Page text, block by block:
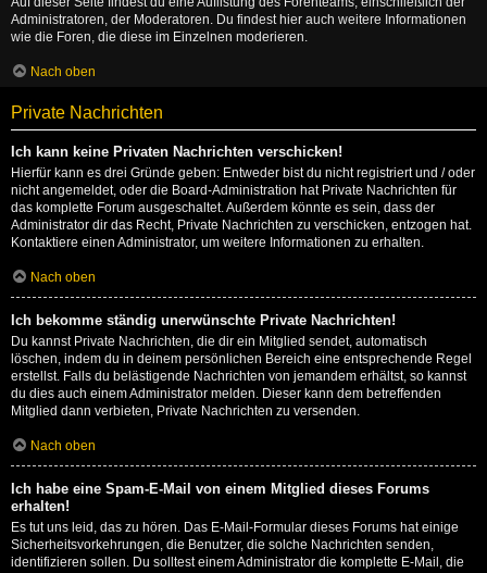
Administratoren, der Moderatoren. Du findest hier auch weitere Informationen
wie die Foren, die diese im Einzelnen moderieren.
Nach oben
Private Nachrichten
Ich kann keine Privaten Nachrichten verschicken!
Hierfür kann es drei Gründe geben: Entweder bist du nicht registriert und / oder
nicht angemeldet, oder die Board-Administration hat Private Nachrichten für
das komplette Forum ausgeschaltet. Außerdem könnte es sein, dass der
Administrator dir das Recht, Private Nachrichten zu verschicken, entzogen hat.
Kontaktiere einen Administrator, um weitere Informationen zu erhalten.
Nach oben
Ich bekomme ständig unerwünschte Private Nachrichten!
Du kannst Private Nachrichten, die dir ein Mitglied sendet, automatisch
löschen, indem du in deinem persönlichen Bereich eine entsprechende Regel
erstellst. Falls du belästigende Nachrichten von jemandem erhältst, so kannst
du dies auch einem Administrator melden. Dieser kann dem betreffenden
Mitglied dann verbieten, Private Nachrichten zu versenden.
Nach oben
Ich habe eine Spam-E-Mail von einem Mitglied dieses Forums
erhalten!
Es tut uns leid, das zu hören. Das E-Mail-Formular dieses Forums hat einige
Sicherheitsvorkehrungen, die Benutzer, die solche Nachrichten senden,
identifizieren sollen. Du solltest einem Administrator die komplette E-Mail, die